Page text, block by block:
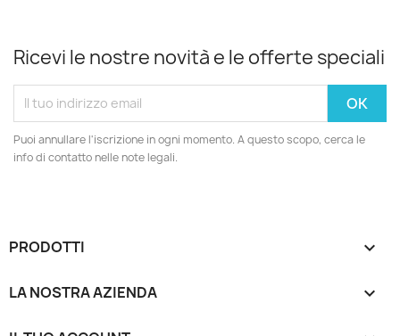
Ricevi le nostre novità e le offerte speciali
Puoi annullare l'iscrizione in ogni momento. A questo scopo, cerca le
info di contatto nelle note legali.
PRODOTTI 
LA NOSTRA AZIENDA 